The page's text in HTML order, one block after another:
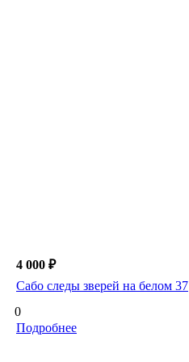
4 000 ₽
Сабо следы зверей на белом 37
0
Подробнее